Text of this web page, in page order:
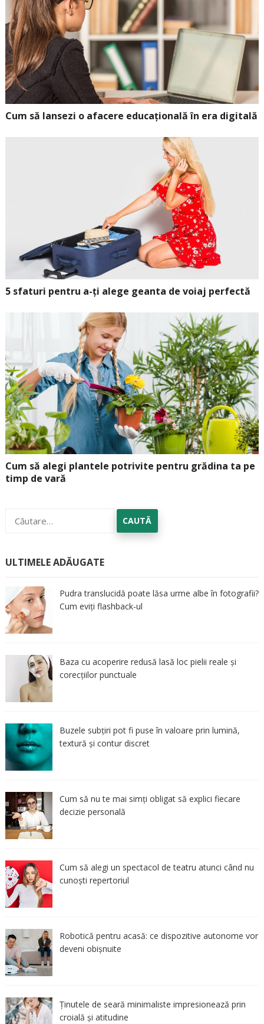
Cum să lansezi o afacere educațională în era digitală
5 sfaturi pentru a-ți alege geanta de voiaj perfectă
Cum să alegi plantele potrivite pentru grădina ta pe
timp de vară
după:
ULTIMELE ADĂUGATE
Pudra translucidă poate lăsa urme albe în fotografii?
Cum eviți flashback-ul
Baza cu acoperire redusă lasă loc pielii reale și
corecțiilor punctuale
Buzele subțiri pot fi puse în valoare prin lumină,
textură și contur discret
Cum să nu te mai simți obligat să explici fiecare
decizie personală
Cum să alegi un spectacol de teatru atunci când nu
cunoști repertoriul
Robotică pentru acasă: ce dispozitive autonome vor
deveni obișnuite
Ținutele de seară minimaliste impresionează prin
croială și atitudine